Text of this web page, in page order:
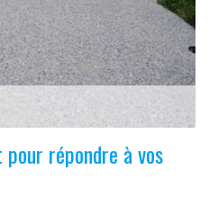
répondre à vos